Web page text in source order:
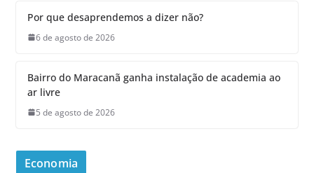
Por que desaprendemos a dizer não?
6 de agosto de 2026
Bairro do Maracanã ganha instalação de academia ao
ar livre
5 de agosto de 2026
Economia